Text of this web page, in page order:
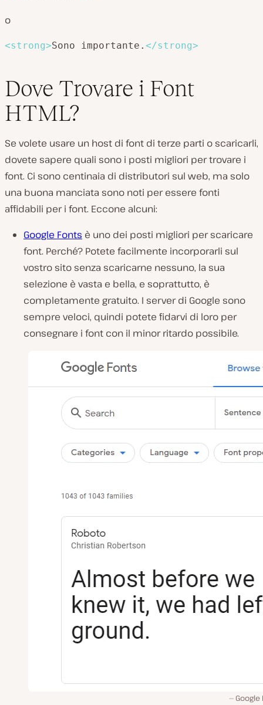
o
<strong>Sono importante. </strong>
Dove Trovare i Font
HTML?
Se volete usare un host di font di terze parti o scaricarli,
dovete sapere quali sono i posti migliori per trovare i
font. Ci sono centinaia di distributori sul web, ma solo
una buona manciata sono noti per essere fonti
affidabili per i font. Eccone alcuni:
Google Fonts è uno dei posti migliori per scaricare
font. Perché? Potete facilmente incorporarli sul
vostro sito senza scaricarne nessuno, la sua
selezione è vasta e bella, e soprattutto, è
completamente gratuito. I server di Google sono
sempre veloci, quindi potete fidarvi di loro per
consegnare i font con il minor ritardo possibile.
Google